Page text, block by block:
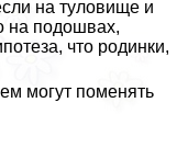
на туловище и
на подошвах,
что родинки,
могут поменять